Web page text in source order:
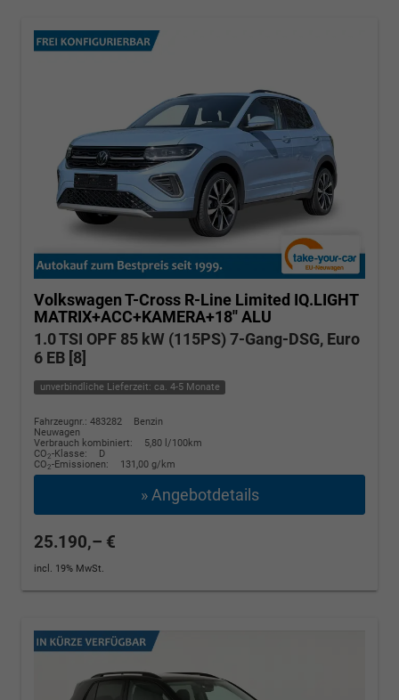
Volkswagen T-Cross R-Line Limited IQ.LIGHT
MATRIX+ACC+KAMERA+18'' ALU
1.0 TSI OPF 85 kW (115PS) 7-Gang-DSG, Euro
6 EB [8]
unverbindliche Lieferzeit: ca. 4-5 Monate
Fahrzeugnr.: 483282
Benzin
Neuwagen
Verbrauch kombiniert:
5,80 l/100km
CO2-Klasse:
D
CO2-Emissionen: 131,00 g/km
» Angebotdetails
25.190,– €
incl. 19% MwSt.